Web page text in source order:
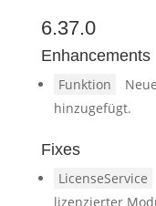
6.37.0
Enhancements
Funktion
hinzugefügt.
Fixes
LicenseService
lizenzierter